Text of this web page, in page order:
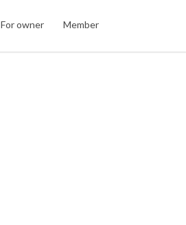
For owner Member